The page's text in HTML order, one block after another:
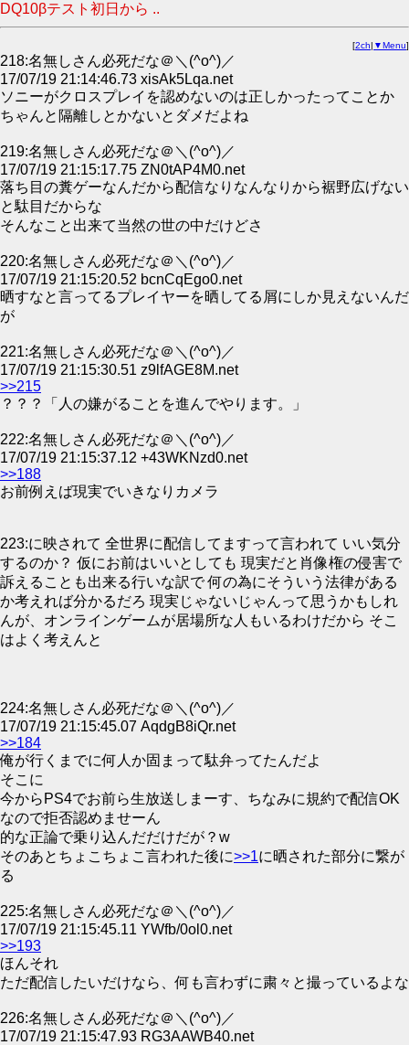
DQ10βテスト初日から ..
[2ch| ▼Menu]
218:名無しさん必死だな＠＼(^o^)／
17/07/19 21:14:46.73 xisAk5Lqa.net
ソニーがクロスプレイを認めないのは正しかったってことか
ちゃんと隔離しとかないとダメだよね
219:名無しさん必死だな＠＼(^o^)／
17/07/19 21:15:17.75 ZN0tAP4M0.net
落ち目の糞ゲーなんだから配信なりなんなりから裾野広げない
と駄目だからな
そんなこと出来て当然の世の中だけどさ
220:名無しさん必死だな＠＼(^o^)／
17/07/19 21:15:20.52 bcnCqEgo0.net
晒すなと言ってるプレイヤーを晒してる屑にしか見えないんだ
が
221:名無しさん必死だな＠＼(^o^)／
17/07/19 21:15:30.51 z9lfAGE8M.net
>>215
？？？「人の嫌がることを進んでやります。」
222:名無しさん必死だな＠＼(^o^)／
17/07/19 21:15:37.12 +43WKNzd0.net
>>188
お前例えば現実でいきなりカメラ
223:に映されて 全世界に配信してますって言われて いい気分
するのか？ 仮にお前はいいとしても 現実だと肖像権の侵害で
訴えることも出来る行いな訳で 何の為にそういう法律がある
か考えれば分かるだろ 現実じゃないじゃんって思うかもしれ
んが、オンラインゲームが居場所な人もいるわけだから そこ
はよく考えんと
224:名無しさん必死だな＠＼(^o^)／
17/07/19 21:15:45.07 AqdgB8iQr.net
>>184
俺が行くまでに何人か固まって駄弁ってたんだよ
そこに
今からPS4でお前ら生放送しまーす、ちなみに規約で配信OK
なので拒否認めませーん
的な正論で乗り込んだだけだが？w
そのあとちょこちょこ言われた後に>>1に晒された部分に繋が
る
225:名無しさん必死だな＠＼(^o^)／
17/07/19 21:15:45.11 YWfb/0ol0.net
>>193
ほんそれ
ただ配信したいだけなら、何も言わずに粛々と撮っているよな
226:名無しさん必死だな＠＼(^o^)／
17/07/19 21:15:47.93 RG3AAWB40.net